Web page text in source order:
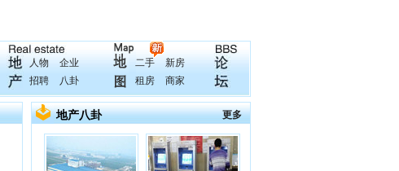
人物
企业
招聘
八卦
二手
新房
租房
商家
地产八卦 更多